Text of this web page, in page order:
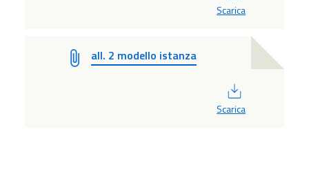
Scarica
all. 2 modello istanza
Scarica